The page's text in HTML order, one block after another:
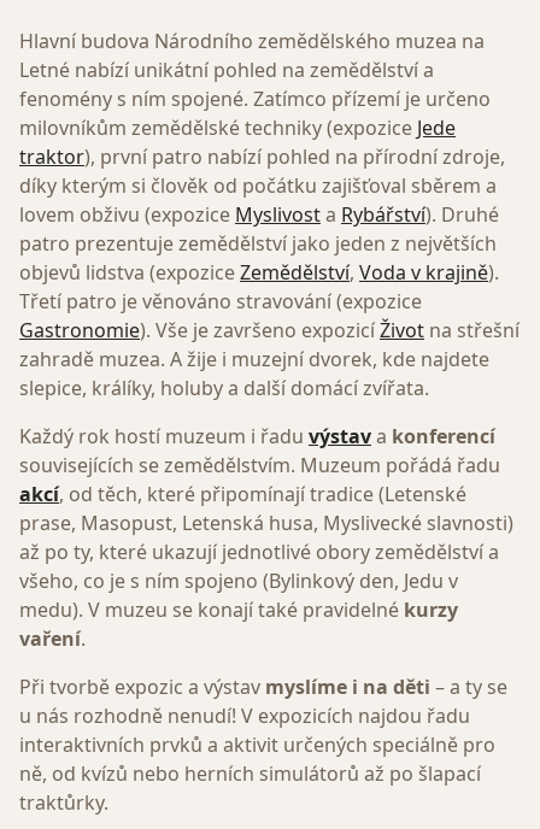
Hlavní budova Národního zemědělského muzea na
Letné nabízí unikátní pohled na zemědělství a
fenomény s ním spojené. Zatímco přízemí je určeno
milovníkům zemědělské techniky (expozice Jede
traktor), první patro nabízí pohled na přírodní zdroje,
díky kterým si člověk od počátku zajišťoval sběrem a
lovem obživu (expozice Myslivosta Rybářství). Druhé
patro prezentuje zemědělství jako jeden z největších
objevů lidstva (expoziceZemědělství, Voda v krajině).
Třetí patro je věnováno stravování (expozice
Gastronomie). Vše je završeno expozicíŽivot na střešní
zahradě muzea. A žije i muzejní dvorek, kde najdete
slepice, králíky, holuby a další domácí zvířata.
Každý rok hostí muzeum i řadu výstava konferencí
souvisejících se zemědělstvím. Muzeum pořádá řadu
akcí, od těch, které připomínají tradice (Letenské
prase, Masopust, Letenská husa, Myslivecké slavnosti)
až po ty, které ukazují jednotlivé obory zemědělství a
všeho, co je s ním spojeno (Bylinkový den, Jedu v
medu). V muzeu se konají také pravidelné kurzy
vaření.
Při tvorbě expozic a výstav myslíme i na děti – a ty se
u nás rozhodně nenudí! V expozicích najdou řadu
interaktivních prvků a aktivit určených speciálně pro
ně, od kvízů nebo herních simulátorů až po šlapací
traktůrky.